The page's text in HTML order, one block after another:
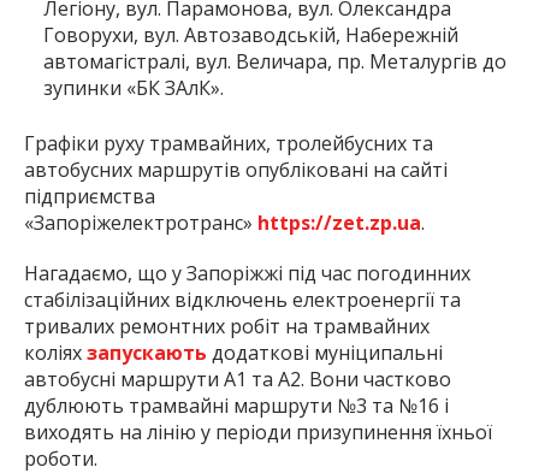
Легіону, вул. Парамонова, вул. Олександра
Говорухи, вул. Автозаводській, Набережній
автомагістралі, вул. Величара, пр. Металургів до
зупинки «БК ЗАлК».
Графіки руху трамвайних, тролейбусних та
автобусних маршрутів опубліковані на сайті
підприємства
«Запоріжелектротранс» https://zet.zp.ua.
Нагадаємо, що у Запоріжжі під час погодинних
стабілізаційних відключень електроенергії та
тривалих ремонтних робіт на трамвайних
коліяхзапускають додаткові муніципальні
автобусні маршрути А1 та А2. Вони частково
дублюють трамвайні маршрути №3 та №16 і
виходять на лінію у періоди призупинення їхньої
роботи.